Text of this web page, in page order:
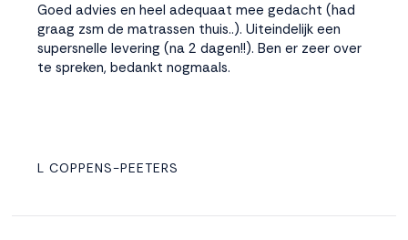
Goed advies en heel adequaat mee gedacht (had
graag zsm de matrassen thuis..). Uiteindelijk een
supersnelle levering (na 2 dagen!!). Ben er zeer over
te spreken, bedankt nogmaals.
L COPPENS-PEETERS